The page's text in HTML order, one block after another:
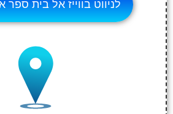
לניווט בווייז אל בית ספר